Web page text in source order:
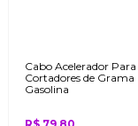
Cabo Acelerador Para
Cortadores de Grama
Gasolina